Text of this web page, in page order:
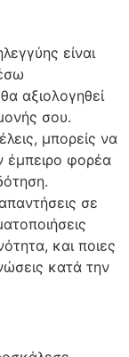
είναι
αξιολογηθεί
σου.
μπορείς να
έμπειρο φορέα
σε
και ποιες
κατά την